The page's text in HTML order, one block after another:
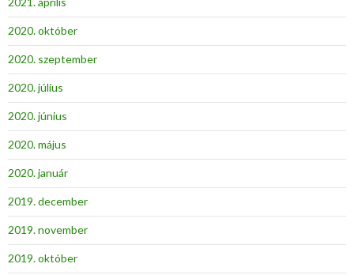
2020. október
2020. szeptember
2020. július
2020. június
2020. május
2020. január
2019. december
2019. november
2019. október